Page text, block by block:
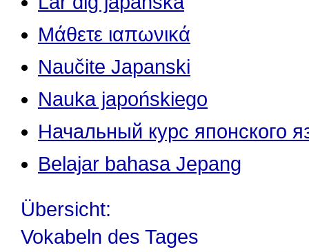
Μάθετε ιαπωνικά
Naučite Japanski
Nauka japońskiego
Начальный курс японского
Belajar bahasa Jepang
Übersicht:
Vokabeln des Tages